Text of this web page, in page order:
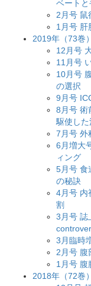
ベート
2月号 鼠
1月号 肝
2019年（73巻）
12月号
11月号
10月号
の選択
9月号
8月号 術
駆使し
7月号 外
6月増大
ィング
5月号 食
の秘訣
4月号 内
割
3月号 誌
3月臨時
2月号 腹
1月号 腹
2018年（72巻）